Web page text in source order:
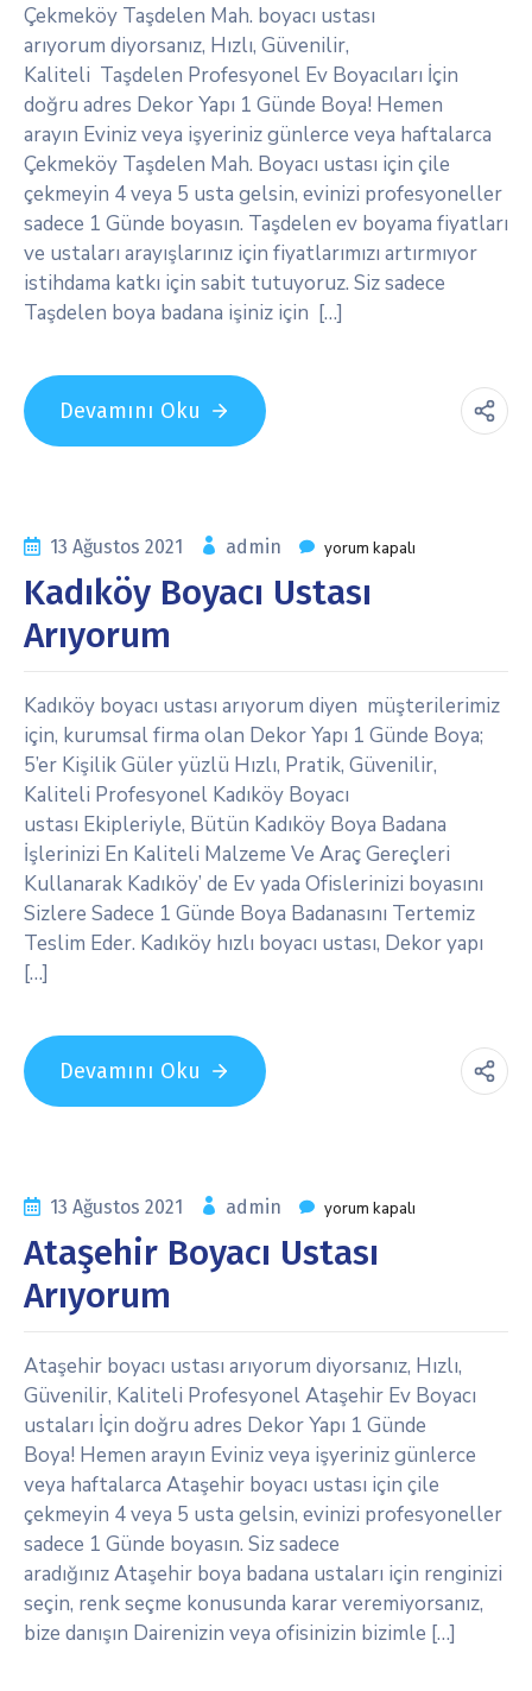
Çekmeköy Taşdelen Mah. boyacı ustası
arıyorum diyorsanız, Hızlı, Güvenilir,
Kaliteli Taşdelen Profesyonel Ev Boyacıları İçin
doğru adres Dekor Yapı 1 Günde Boya! Hemen
arayın Eviniz veya işyeriniz günlerce veya haftalarca
Çekmeköy Taşdelen Mah. Boyacı ustası için çile
çekmeyin 4 veya 5 usta gelsin, evinizi profesyoneller
sadece 1 Günde boyasın. Taşdelen ev boyama fiyatları
ve ustaları arayışlarınız için fiyatlarımızı artırmıyor
istihdama katkı için sabit tutuyoruz. Siz sadece
Taşdelen boya badana işiniz için […]
Devamını Oku
13 Ağustos 2021 admin yorum kapalı
Kadıköy Boyacı Ustası
Arıyorum
Kadıköy boyacı ustası arıyorum diyen müşterilerimiz
için, kurumsal firma olan Dekor Yapı 1 Günde Boya;
5’er Kişilik Güler yüzlü Hızlı, Pratik, Güvenilir,
Kaliteli Profesyonel Kadıköy Boyacı
ustası Ekipleriyle, Bütün Kadıköy Boya Badana
İşlerinizi En Kaliteli Malzeme Ve Araç Gereçleri
Kullanarak Kadıköy’ de Ev yada Ofislerinizi boyasını
Sizlere Sadece 1 Günde Boya Badanasını Tertemiz
Teslim Eder. Kadıköy hızlı boyacı ustası, Dekor yapı
[…]
Devamını Oku
13 Ağustos 2021 admin yorum kapalı
Ataşehir Boyacı Ustası
Arıyorum
Ataşehir boyacı ustası arıyorum diyorsanız, Hızlı,
Güvenilir, Kaliteli Profesyonel Ataşehir Ev Boyacı
ustaları İçin doğru adres Dekor Yapı 1 Günde
Boya! Hemen arayın Eviniz veya işyeriniz günlerce
veya haftalarca Ataşehir boyacı ustası için çile
çekmeyin 4 veya 5 usta gelsin, evinizi profesyoneller
sadece 1 Günde boyasın. Siz sadece
aradığınız Ataşehir boya badana ustaları için renginizi
seçin, renk seçme konusunda karar veremiyorsanız,
bize danışın Dairenizin veya ofisinizin bizimle […]